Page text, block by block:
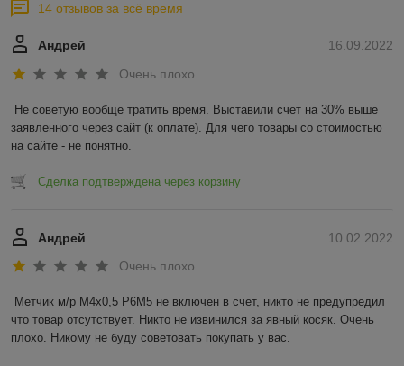
14 отзывов за всё время
16.09.2022
Андрей
Очень плохо
Не советую вообще тратить время. Выставили счет на 30% выше
заявленного через сайт (к оплате). Для чего товары со стоимостью
на сайте - не понятно.
Сделка подтверждена через корзину
10.02.2022
Андрей
Очень плохо
Метчик м/р М4х0,5 Р6М5 не включен в счет, никто не предупредил
что товар отсутствует. Никто не извинился за явный косяк. Очень
плохо. Никому не буду советовать покупать у вас.